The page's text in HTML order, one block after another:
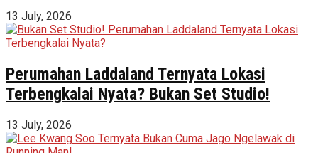
13 July, 2026
Perumahan Laddaland Ternyata Lokasi
Terbengkalai Nyata? Bukan Set Studio!
13 July, 2026